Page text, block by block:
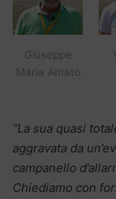
Giuseppe
Maria Amato
“La sua quasi
aggravata da
campanello
Chiediamo con